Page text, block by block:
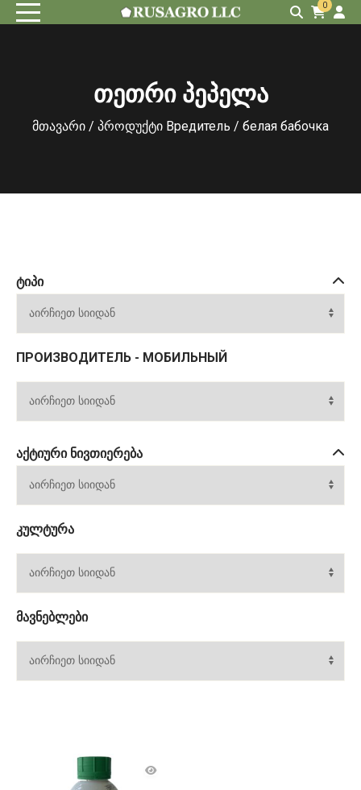
0
თეთრი პეპელა
მთავარი / პროდუქტი Вредитель / белая бабочка
ᲢᲘᲞᲘ
ПРОИЗВОДИТЕЛЬ - МОБИЛЬНЫЙ
ᲐᲥᲢᲘᲣᲠᲘ ᲜᲘᲕᲗᲘᲔᲠᲔᲑᲐ
ᲙᲣᲚᲢᲣᲠᲐ
ᲛᲐᲕᲜᲔᲑᲚᲔᲑᲘ